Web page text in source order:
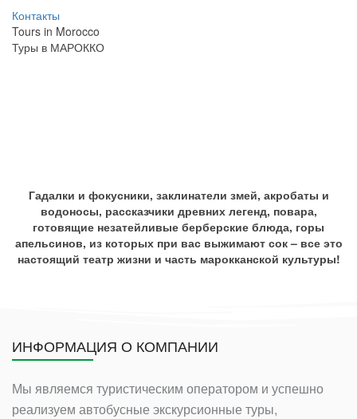
Контакты
Tours in Morocco
Туры в МАРОККО
Гадалки и фокусники, заклинатели змей, акробаты и
водоносы, рассказчики древних легенд, повара,
готовящие незатейливые берберские блюда, горы
апельсинов, из которых при вас выжимают сок – все это
настоящий театр жизни и часть марокканской культуры!
ИНФОРМАЦИЯ О КОМПАНИИ
Мы являемся туристическим оператором и успешно
реализуем автобусные экскурсионные туры,